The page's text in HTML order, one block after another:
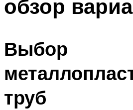
обзор
Выбор
труб